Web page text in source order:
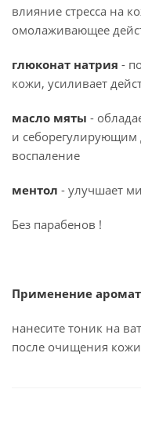
влияние стресса на
омолаживающее
глюконат натрия -
кожи, усиливает
масло мяты -
и себорегулирующим
воспаление
ментол - улучшает
Без парабенов !
Применение
нанесите тоник на
после очищения